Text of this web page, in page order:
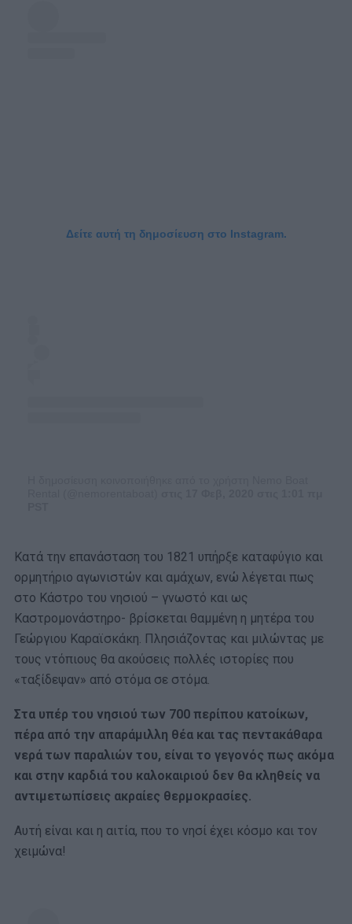
Δείτε αυτή τη δημοσίευση στο Instagram.
Κατά την επανάσταση του 1821 υπήρξε καταφύγιο και
ορμητήριο αγωνιστών και αμάχων, ενώ λέγεται πως
στο Κάστρο του νησιού – γνωστό και ως
Καστρομονάστηρο- βρίσκεται θαμμένη η μητέρα του
Γεώργιου Καραϊσκάκη. Πλησιάζοντας και μιλώντας με
τους ντόπιους θα ακούσεις πολλές ιστορίες που
«ταξίδεψαν» από στόμα σε στόμα.
Στα υπέρ του νησιού των 700 περίπου κατοίκων,
πέρα από την απαράμιλλη θέα και τας πεντακάθαρα
νερά των παραλιών του, είναι το γεγονός πως ακόμα
και στην καρδιά του καλοκαιριού δεν θα κληθείς να
αντιμετωπίσεις ακραίες θερμοκρασίες.
Αυτή είναι και η αιτία, που το νησί έχει κόσμο και τον
χειμώνα!